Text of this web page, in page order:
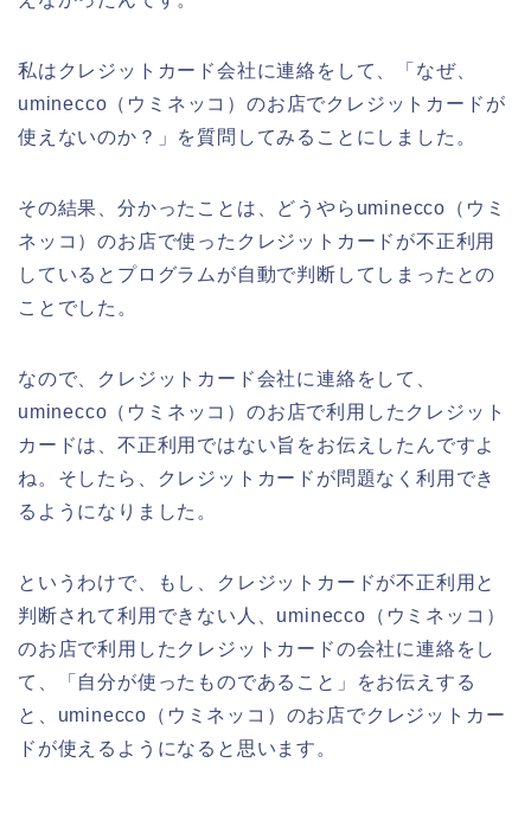
私はクレジットカード会社に連絡をして、「なぜ、
uminecco（ウミネッコ）のお店でクレジットカードが
使えないのか？」を質問してみることにしました。
その結果、分かったことは、どうやらuminecco（ウミ
ネッコ）のお店で使ったクレジットカードが不正利用
しているとプログラムが自動で判断してしまったとの
ことでした。
なので、クレジットカード会社に連絡をして、
uminecco（ウミネッコ）のお店で利用したクレジット
カードは、不正利用ではない旨をお伝えしたんですよ
ね。そしたら、クレジットカードが問題なく利用でき
るようになりました。
というわけで、もし、クレジットカードが不正利用と
判断されて利用できない人、uminecco（ウミネッコ）
のお店で利用したクレジットカードの会社に連絡をし
て、「自分が使ったものであること」をお伝えする
と、uminecco（ウミネッコ）のお店でクレジットカー
ドが使えるようになると思います。